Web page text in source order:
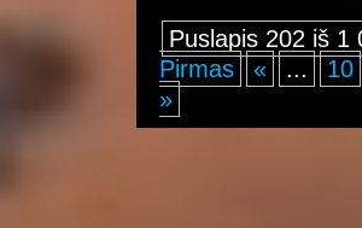
Puslapis 202 iš 1
Pirmas
« ...
10
»